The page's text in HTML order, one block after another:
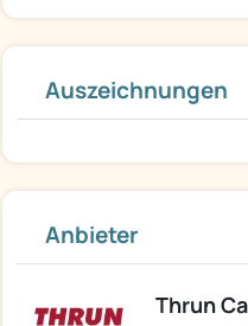
Auszeichnungen
Anbieter
Thrun